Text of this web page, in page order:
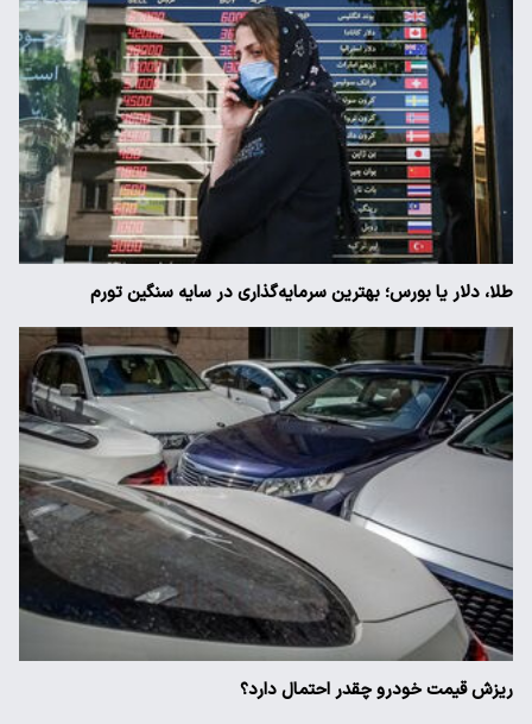
طلا، دلار یا بورس؛ بهترین سرمایه‌گذاری در سایه سنگین تورم
ریزش قیمت خودرو چقدر احتمال دارد؟